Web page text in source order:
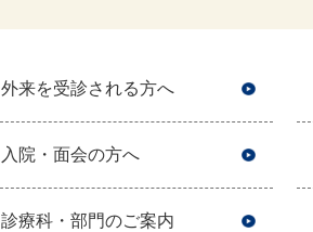
外来を受診される方へ
入院・面会の方へ
診療科・部門のご案内